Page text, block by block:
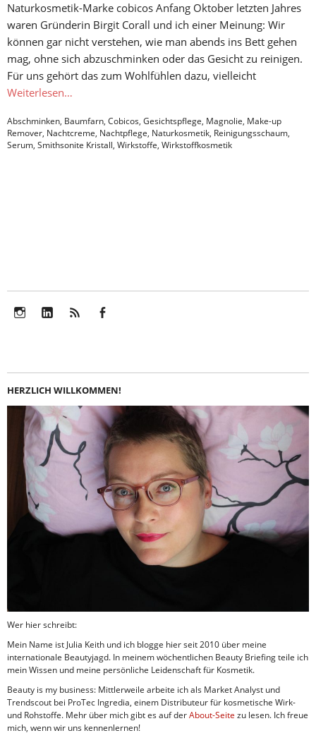
Naturkosmetik-Marke cobicos Anfang Oktober letzten Jahres
waren Gründerin Birgit Corall und ich einer Meinung: Wir
können gar nicht verstehen, wie man abends ins Bett gehen
mag, ohne sich abzuschminken oder das Gesicht zu reinigen.
Für uns gehört das zum Wohlfühlen dazu, vielleicht
Weiterlesen…
Abschminken, Baumfarn, Cobicos, Gesichtspflege, Magnolie, Make-up
Remover, Nachtcreme, Nachtpflege, Naturkosmetik, Reinigungsschaum,
Serum, Smithsonite Kristall, Wirkstoffe, Wirkstoffkosmetik
HERZLICH WILLKOMMEN!
Wer hier schreibt:
Mein Name ist Julia Keith und ich blogge hier seit 2010 über meine
internationale Beautyjagd. In meinem wöchentlichen Beauty Briefing teile ich
mein Wissen und meine persönliche Leidenschaft für Kosmetik.
Beauty is my business: Mittlerweile arbeite ich als Market Analyst und
Trendscout bei ProTec Ingredia, einem Distributeur für kosmetische Wirk-
und Rohstoffe. Mehr über mich gibt es auf derAbout-Seite zu lesen. Ich freue
mich, wenn wir uns kennenlernen!